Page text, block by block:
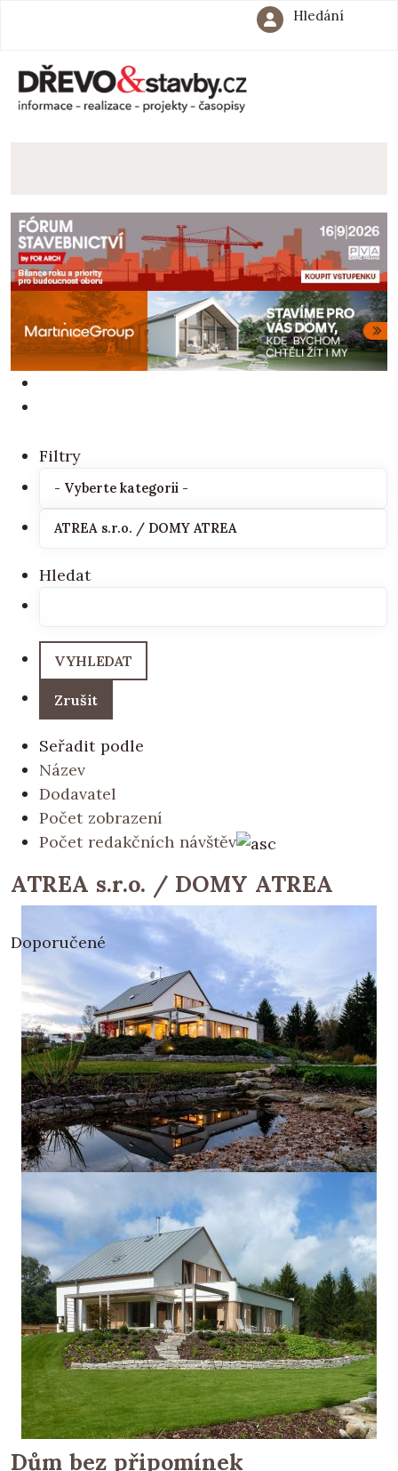
Hledání
Filtry
Hledat
Seřadit podle
Název
Dodavatel
Počet zobrazení
Počet redakčních návštěv
ATREA s.r.o. / DOMY ATREA
Doporučené
Dům bez připomínek